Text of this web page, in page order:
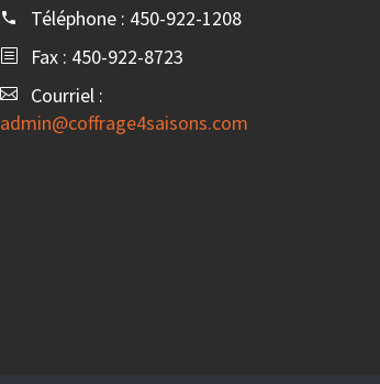
Téléphone : 450-922-1208
Fax : 450-922-8723
Courriel :
admin@coffrage4saisons.com